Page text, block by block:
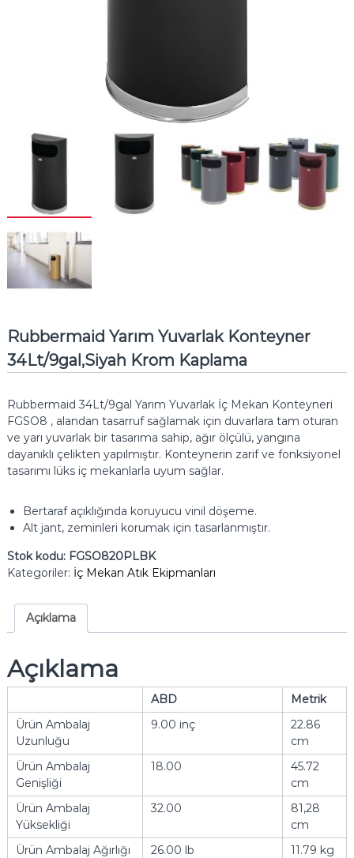
Rubbermaid Yarım Yuvarlak Konteyner
34Lt/9gal,Siyah Krom Kaplama
Rubbermaid 34Lt/9gal Yarım Yuvarlak İç Mekan Konteyneri
FGSO8 , alandan tasarruf sağlamak için duvarlara tam oturan
ve yarı yuvarlak bir tasarıma sahip, ağır ölçülü, yangına
dayanıklı çelikten yapılmıştır. Konteynerin zarif ve fonksiyonel
tasarımı lüks iç mekanlarla uyum sağlar.
Bertaraf açıklığında koruyucu vinil döşeme.
Alt jant, zeminleri korumak için tasarlanmıştır.
Stok kodu: FGSO820PLBK
Kategoriler: İç Mekan Atık Ekipmanları
Açıklama
Açıklama
ABD
Metrik
Ürün Ambalaj
Uzunluğu
9.00 inç
22.86
cm
Ürün Ambalaj
Genişliği
18.00
45.72
cm
Ürün Ambalaj
Yüksekliği
32.00
81,28
cm
Ürün Ambalaj Ağırlığı
26.00 lb
11.79 kg